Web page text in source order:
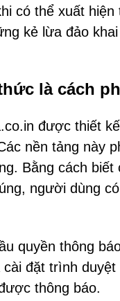
có thể xuất
kẻ lừa đảo
là cách
được thiết
nền tảng này
Bằng cách
người dùng
quyền thông
đặt trình
thông báo.